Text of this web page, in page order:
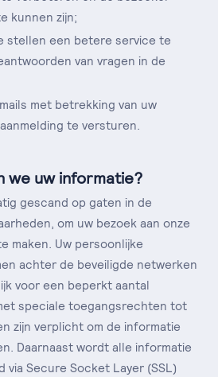
kunnen zijn;
stellen een betere service te
van vragen in de
met betrekking van uw
te versturen.
we uw informatie?
gescand op gaten in de
om uw bezoek aan onze
maken. Uw persoonlijke
achter de beveiligde netwerken
voor een beperkt aantal
speciale toegangsrechten tot
zijn verplicht om de informatie
Daarnaast wordt alle informatie
Secure Socket Layer (SSL)